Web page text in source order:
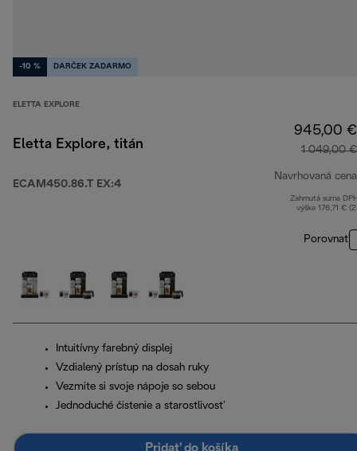
-10 % DARČEK ZADARMO
ELETTA EXPLORE
Eletta Explore, titán
ECAM450.86.T EX:4
945,00 €
1 049,00 €
Navrhovaná cena
Zahrnutá suma
výške 176,71 €
Porovnať
Intuitívny farebný displej
Vzdialený prístup na dosah ruky
Vezmite si svoje nápoje so sebou
Jednoduché čistenie a starostlivosť
Pridať do košíka